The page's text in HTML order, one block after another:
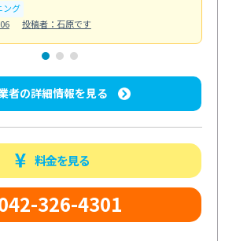
ング
投稿者：石原です
者の詳細情報を見る
料金を見る
326-4301